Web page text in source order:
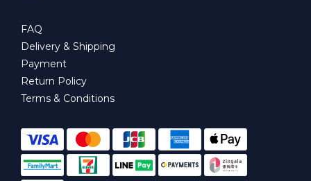
FAQ
Delivery & Shipping
Payment
Return Policy
Terms & Conditions